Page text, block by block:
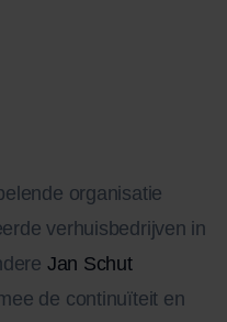
organisatie
verhuisbedrijven in
Jan Schut
de continuïteit en